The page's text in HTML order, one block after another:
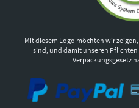
Mit diesem Logo möchten wir
sind, und damit unseren
Verpackungsgesetz